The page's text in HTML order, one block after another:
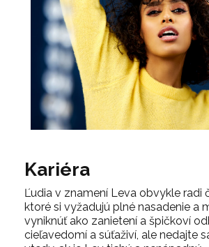
Kariéra
Ľudia v znamení Leva obvykle radi
ktoré si vyžadujú plné nasadenie a
vyniknúť ako zanietení a špičkoví
cieľavedomí a súťaživí, ale nedajte